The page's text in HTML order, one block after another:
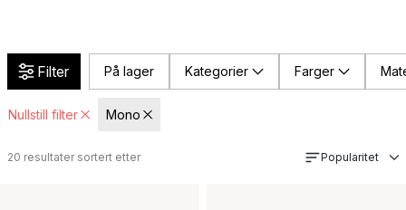
Filter På lager Kategorier Farger
Nullstill filter Mono
20 resultater sortert etter Popularitet